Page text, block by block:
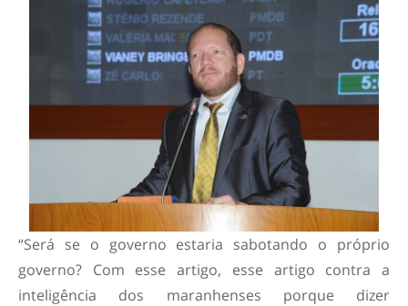
“Será se o governo estaria sabotando o próprio
governo? Com esse artigo, esse artigo contra a
inteligência dos maranhenses porque dizer